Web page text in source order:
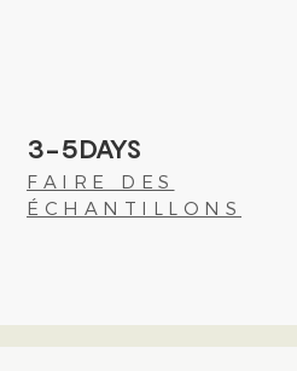
3-5DAYS
FAIRE DES
ÉCHANTILLONS